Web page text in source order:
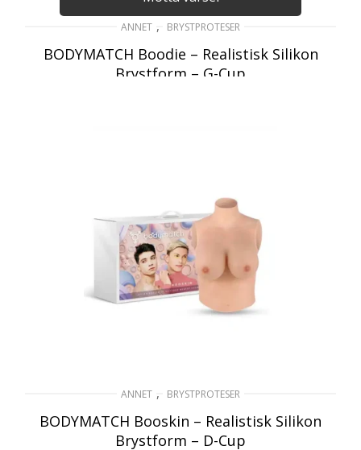
ANNET , BRYSTPROTESER
BODYMATCH Boodie – Realistisk Silikon
Brystform – G-Cup
ANNET , BRYSTPROTESER
BODYMATCH Booskin – Realistisk Silikon
Brystform – D-Cup